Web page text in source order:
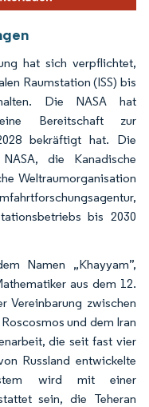
hat sich verpflichtet,
Raumstation (ISS) bis
Die NASA hat
Bereitschaft zur
bekräftigt hat. Die
die Kanadische
Weltraumorganisation
bis 2030
Namen „Khayyam”,
aus dem 12.
Vereinbarung zwischen
und dem Iran
die seit fast vier
Russland entwickelte
wird mit einer
sein, die Teheran